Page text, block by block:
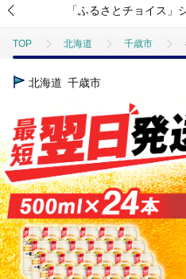
「ふるさとチョイス」
TOP 北海道 千歳市
TOP
北海道 千歳市